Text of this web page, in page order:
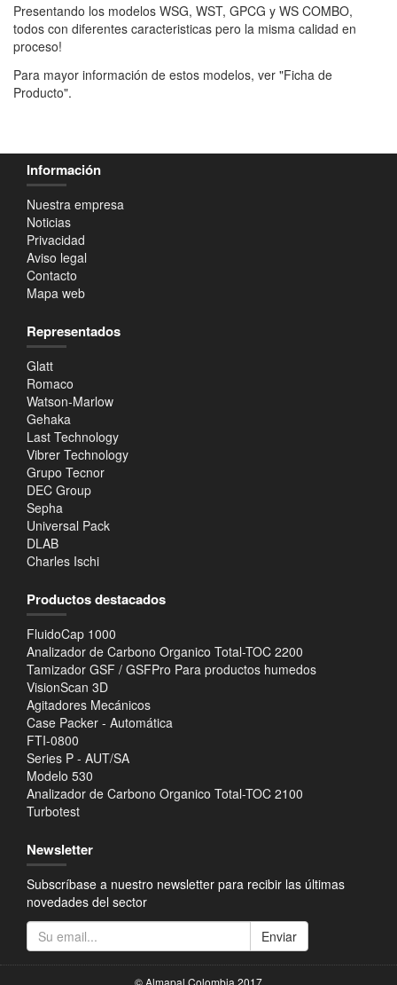
Presentando los modelos WSG, WST, GPCG y WS COMBO,
todos con diferentes caracteristicas pero la misma calidad en
proceso!
Para mayor información de estos modelos, ver "Ficha de
Producto".
Información
Nuestra empresa
Noticias
Privacidad
Aviso legal
Contacto
Mapa web
Representados
Glatt
Romaco
Watson-Marlow
Gehaka
Last Technology
Vibrer Technology
Grupo Tecnor
DEC Group
Sepha
Universal Pack
DLAB
Charles Ischi
Productos destacados
FluidoCap 1000
Analizador de Carbono Organico Total-TOC 2200
Tamizador GSF / GSFPro Para productos humedos
VisionScan 3D
Agitadores Mecánicos
Case Packer - Automática
FTI-0800
Series P - AUT/SA
Modelo 530
Analizador de Carbono Organico Total-TOC 2100
Turbotest
Newsletter
Subscríbase a nuestro newsletter para recibir las últimas
novedades del sector
Enviar
© Almapal Colombia 2017